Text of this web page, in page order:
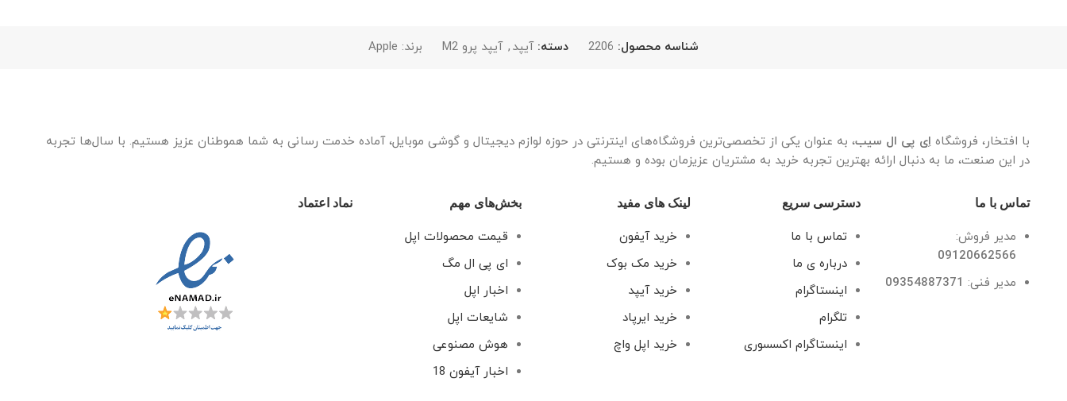
شناسه محصول: 2206 دسته: آیپد, آیپد پرو M2 برند: Apple
با افتخار، فروشگاه اِی پی ال سیب، به عنوان یکی از تخصصی‌ترین فروشگاه‌های اینترنتی در حوزه لوازم دیجیتال و گوشی موبایل، آماده خدمت رسانی به شما هموطنان عزیز هستیم. با سال‌ها تجربه
در این صنعت، ما به دنبال ارائه بهترین تجربه خرید به مشتریان عزیزمان بوده و هستیم.
تماس با ما
مدیر فروش:
09120662566
مدیر فنی: 09354887371
دسترسی سریع
تماس با ما
درباره ی ما
اینستاگرام
تلگرام
اینستاگرام اکسسوری
لینک های مفید
خرید آیفون
خرید مک بوک
خرید آیپد
خرید ایرپاد
خرید اپل واچ
بخش‌های مهم
قیمت محصولات اپل
ای پی ال مگ
اخبار اپل
شایعات اپل
هوش مصنوعی
اخبار آیفون 18
نماد اعتماد